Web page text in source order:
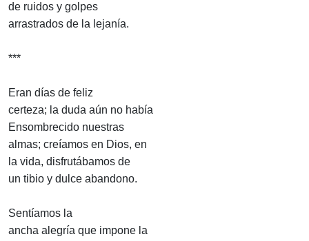
de ruidos y golpes
arrastrados de la lejanía.
***
Eran días de feliz
certeza; la duda aún no había
Ensombrecido nuestras
almas; creíamos en Dios, en
la vida, disfrutábamos de
un tibio y dulce abandono.
Sentíamos la
ancha alegría que impone la